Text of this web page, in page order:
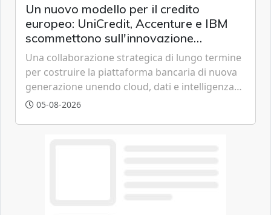
Un nuovo modello per il credito
europeo: UniCredit, Accenture e IBM
scommettono sull'innovazione
tecnologica
Una collaborazione strategica di lungo termine
per costruire la piattaforma bancaria di nuova
generazione unendo cloud, dati e intelligenza
artificiale.
05-08-2026